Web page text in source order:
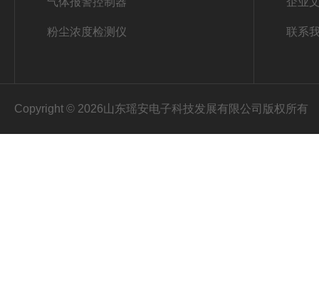
粉尘浓度检测仪 联系
Copyright © 2026山东瑶安电子科技发展有限公司版权所有